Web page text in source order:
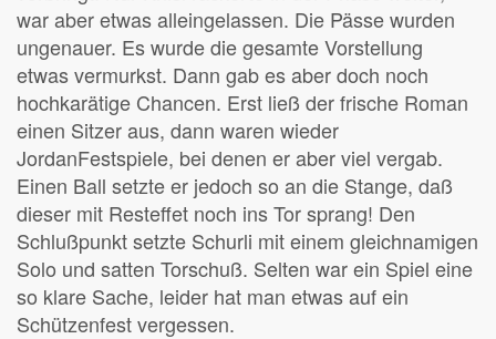
war aber etwas alleingelassen. Die Pässe wurden
ungenauer. Es wurde die gesamte Vorstellung
etwas vermurkst. Dann gab es aber doch noch
hochkarätige Chancen. Erst ließ der frische Roman
einen Sitzer aus, dann waren wieder
JordanFestspiele, bei denen er aber viel vergab.
Einen Ball setzte er jedoch so an die Stange, daß
dieser mit Resteffet noch ins Tor sprang! Den
Schlußpunkt setzte Schurli mit einem gleichnamigen
Solo und satten Torschuß. Selten war ein Spiel eine
so klare Sache, leider hat man etwas auf ein
Schützenfest vergessen.